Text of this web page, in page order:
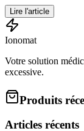
Lire l'article
Ionomat
Votre solution
excessive.
Produits
Articles récents